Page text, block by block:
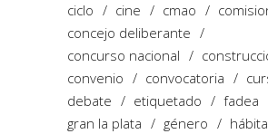
ciclo
cine cmao
concejo deliberante
concurso nacional
convenio
convocatoria
debate
etiquetado
fadea
gran la plata
género